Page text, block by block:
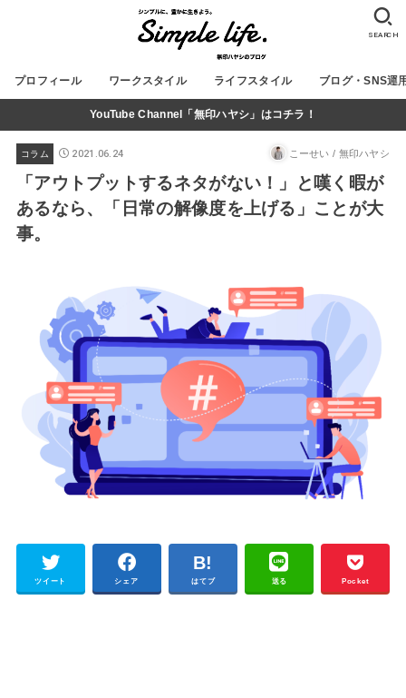
プロフィール ワークスタイル ライフスタイル ブログ・SNS運
SEARCH
YouTube Channel「無印ハヤシ」はコチラ！
コラム 2021.06.24 こーせい / 無印ハヤシ
「アウトプットするネタがない！」と嘆く暇が
あるなら、「日常の解像度を上げる」ことが大
事。
ツイート シェア はてブ 送る Pocket